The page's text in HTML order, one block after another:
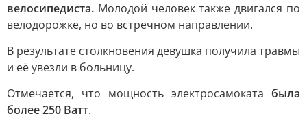
велосипедиста. Молодой человек также двигался по
велодорожке, но во встречном направлении.
В результате столкновения девушка получила травмы
и её увезли в больницу.
Отмечается, что мощность электросамоката была
более 250 Ватт.